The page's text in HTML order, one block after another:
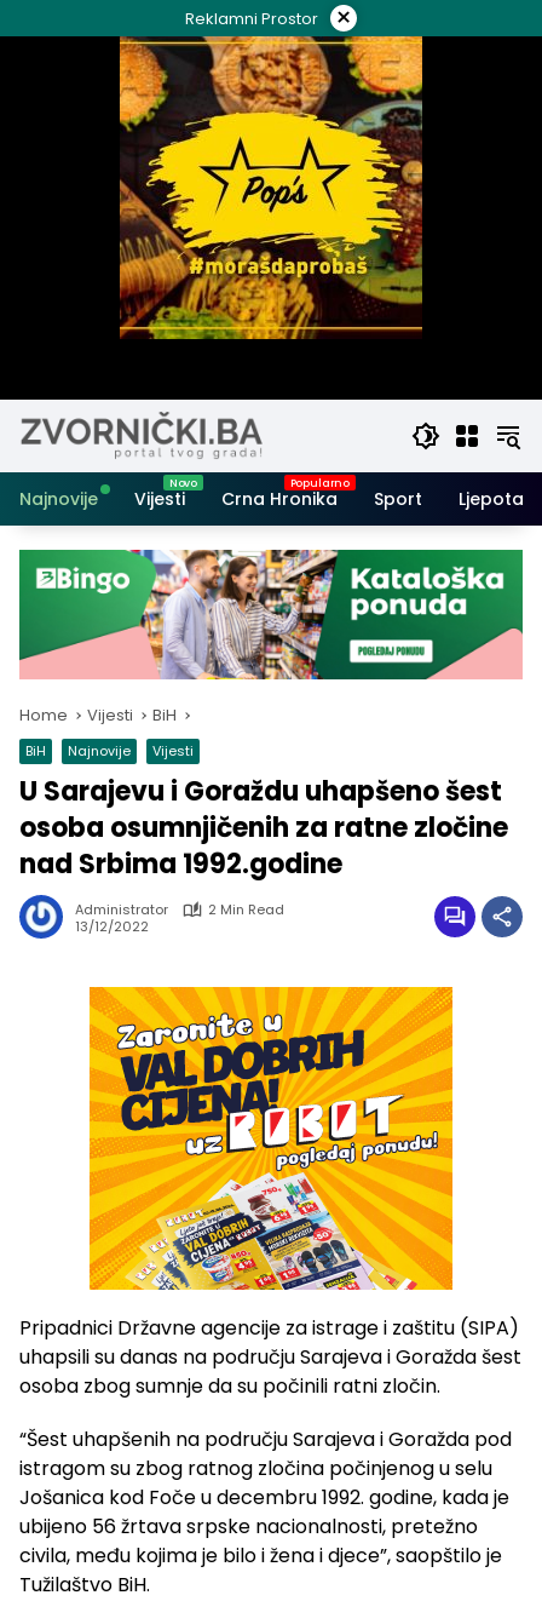
to
Reklamni Prostor ×
Najnovije Vijesti Crna Hronika Sport Ljepota i
Home Vijesti BiH
BiH Najnovije Vijesti
U Sarajevu i Goraždu uhapšeno šest
osoba osumnjičenih za ratne zločine
nad Srbima 1992.godine
Administrator
2 Min Read
13/12/2022
Pripadnici Državne agencije za istrage i zaštitu (SIPA)
uhapsili su danas na području Sarajeva i Goražda šest
osoba zbog sumnje da su počinili ratni zločin.
“Šest uhapšenih na području Sarajeva i Goražda pod
istragom su zbog ratnog zločina počinjenog u selu
Jošanica kod Foče u decembru 1992. godine, kada je
ubijeno 56 žrtava srpske nacionalnosti, pretežno
civila, među kojima je bilo i žena i djece”, saopštilo je
Tužilaštvo BiH.